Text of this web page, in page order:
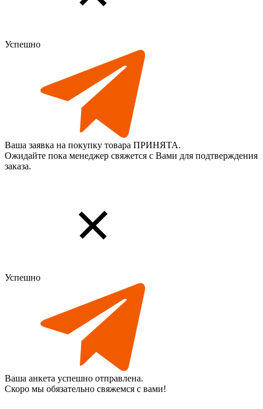
Успешно
Ваша заявка на покупку товара ПРИНЯТА.
Ожидайте пока менеджер свяжется с Вами для подтверждения
заказа.
Успешно
Ваша анкета успешно отправлена.
Скоро мы обязательно свяжемся с вами!